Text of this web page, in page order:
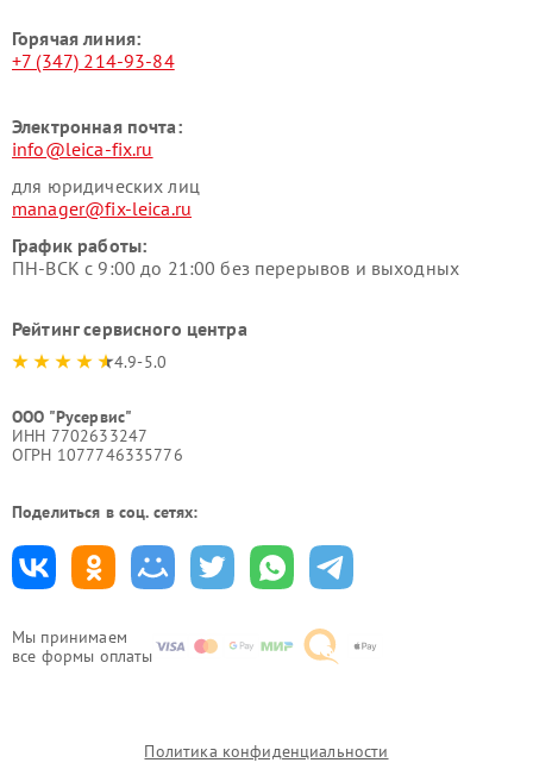
Мы принимаем
все формы оплаты
Горячая линия:
+7 (347) 214-93-84
Электронная почта:
info@leica-fix.ru
для юридических лиц
manager@fix-leica.ru
График работы:
ПН-ВСК с 9:00 до 21:00 без перерывов и выходных
Рейтинг сервисного центра
4.9-5.0
ООО "Русервис"
ИНН 7702633247
ОГРН 1077746335776
Поделиться в соц. сетях:
Политика конфиденциальности